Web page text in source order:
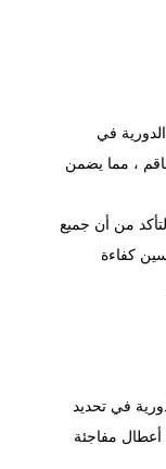
في
، مما يضمن
من أن جميع
كفاءة
في تحديد
أعطال مفاجئة